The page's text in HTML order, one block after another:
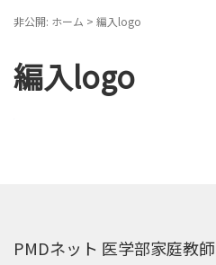
非公開: ホーム > 編入logo
編入logo
PMDネット 医学部家庭教師